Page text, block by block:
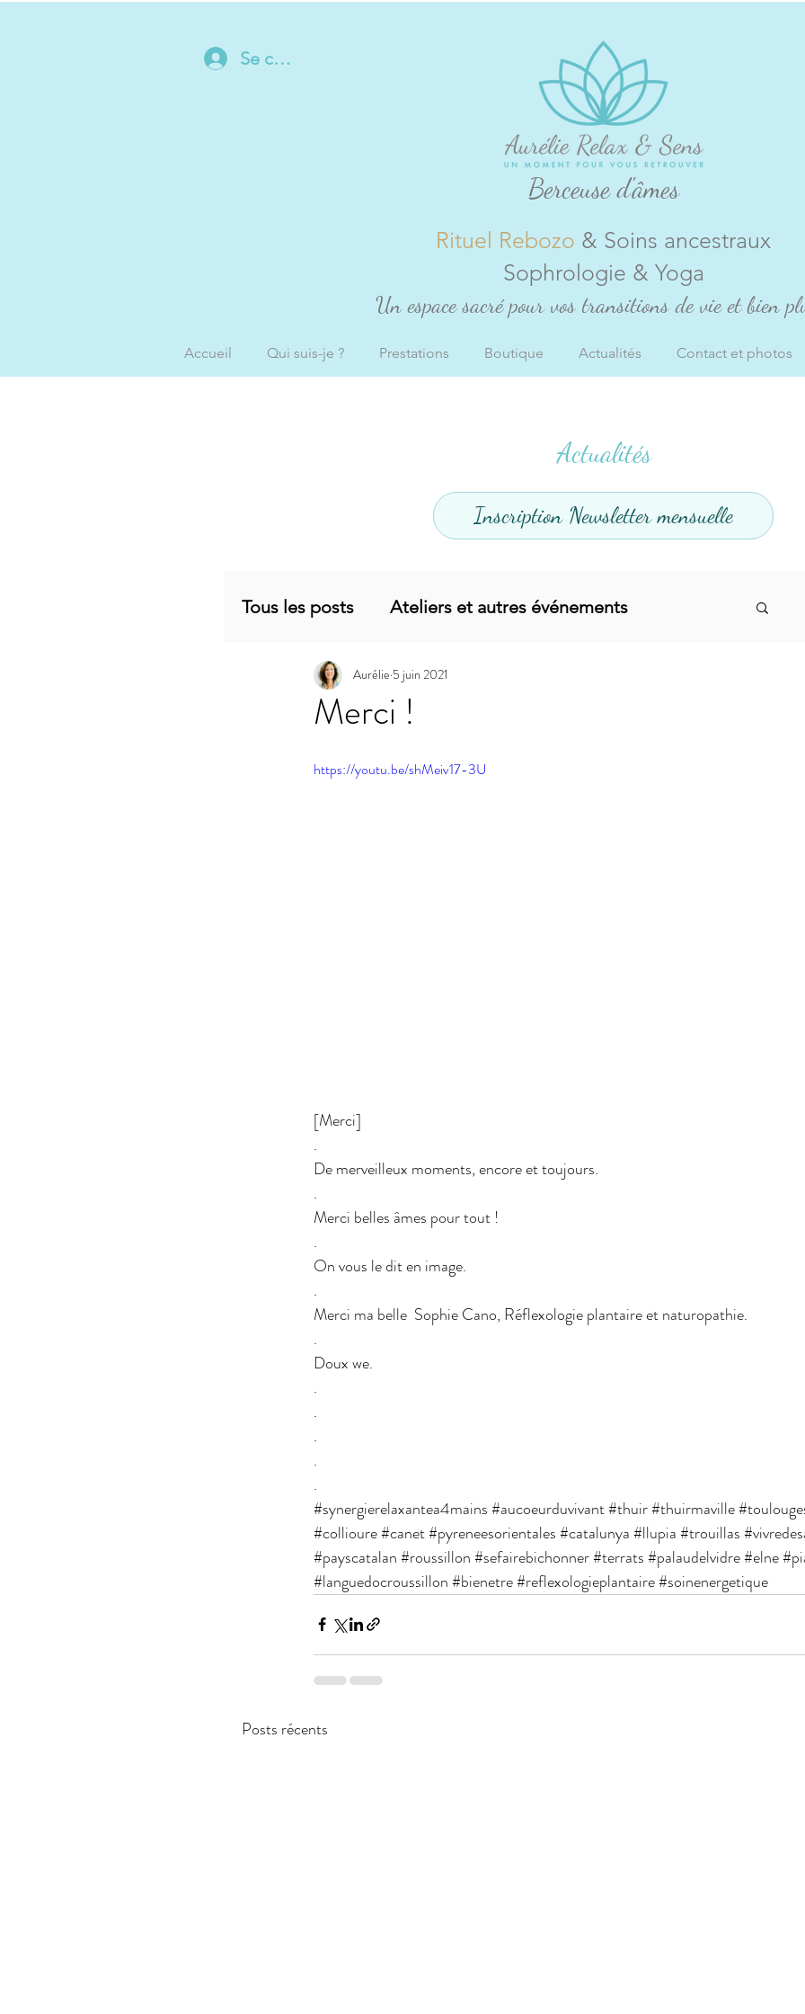
Actualités
Inscription Newsletter mensuelle
Tous les posts Ateliers et autres événements
Planning mensuel
Merci !
Aurélie 5 juin 2021
https://youtu.be/shMeiv17-3U
[Merci]
.
De merveilleux moments, encore et toujours.
.
Merci belles âmes pour tout !
.
On vous le dit en image.
.
Merci ma belle  Sophie Cano, Réflexologie plantaire et naturopathie.
.
Doux we.
.
.
.
.
.
#synergierelaxantea4mains#aucoeurduvivant#thuir#thuirmaville
#collioure#canet#pyreneesorientales#catalunya#llupia#trouillas
#payscatalan#roussillon#sefairebichonner#terrats#palaudelvidre#elne
#languedocroussillon#bienetre#reflexologieplantaire#soinenergetique
Posts récents
Se connecter
Berceuse d'âmes
Rituel Rebozo & Soins ancestraux
Sophrologie & Yoga
Un espace sacré pour vos transitions de vie et bien
Accueil Qui suis-je ? Prestations Boutique Actualités Contact et photos